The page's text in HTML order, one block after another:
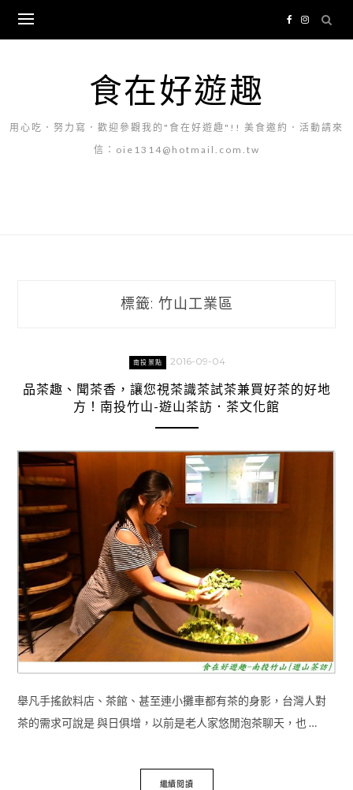
content
食在好遊趣
用心吃．努力寫．歡迎參觀我的"食在好遊趣"!! 美食邀約．活動請來
信：oie1314@hotmail.com.tw
標籤: 竹山工業區
南投景點 2016-09-04
品茶趣、聞茶香，讓您視茶識茶試茶兼買好茶的好地
方！南投竹山-遊山茶訪．茶文化館
舉凡手搖飲料店、茶館、甚至連小攤車都有茶的身影，台灣人對
茶的需求可說是 與日俱增，以前是老人家悠閒泡茶聊天，也 …
繼續閱讀